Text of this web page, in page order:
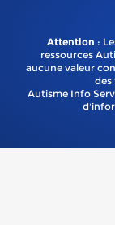
Attention :
ressources
aucune valeur
des
Autisme Info